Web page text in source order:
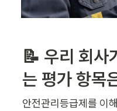
📝 우리 회사
는 평가 항목
안전관리등급제를 이